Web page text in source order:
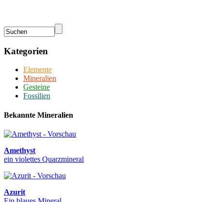
Kategorien
Elemente
Mineralien
Gesteine
Fossilien
Bekannte Mineralien
Amethyst
ein violettes Quarzmineral
Azurit